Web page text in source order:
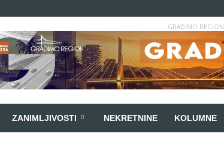
GRADIMO REGION
ZANIMLJIVOSTI NEKRETNINE KOLUMNE